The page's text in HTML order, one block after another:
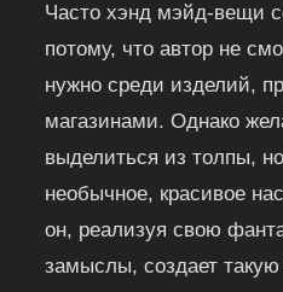
Часто хэнд мэйд-вещи
потому, что автор не
нужно среди изделий,
магазинами. Однако
выделиться из толпы,
необычное, красивое
он, реализуя свою
замыслы, создает